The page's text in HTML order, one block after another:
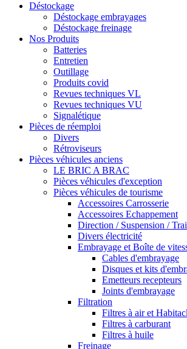
Déstockage
Déstockage embrayages
Déstockage freinage
Nos Produits
Batteries
Entretien
Outillage
Produits covid
Revues techniques VL
Revues techniques VU
Signalétique
Pièces de réemploi
Divers
Rétroviseurs
Pièces véhicules anciens
LE BRIC A BRAC
Pièces véhicules d'exception
Pièces véhicules de tourisme
Accessoires Carrosserie
Accessoires Echappement
Direction / Suspension /
Divers électricité
Embrayage et Boîte de
Cables d'embrayage
Disques et kits
Emetteurs recepteurs
Joints d'embrayage
Filtration
Filtres à air et
Filtres à carburant
Filtres à huile
Freinage